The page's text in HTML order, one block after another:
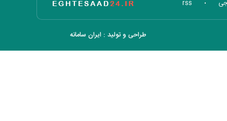
rss
طراحی و تولید : ایران سامانه